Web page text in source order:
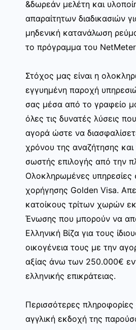
&δωρεάν μελέτη και
απαραίτητων διαδικασιών
μηδενική κατανάλωση
το πρόγραμμα του
Στόχος μας είναι η
εγγυημένη παροχή
σας μέσα από το γραφείο
όλες τις δυνατές λύσεις
αγορά ώστε να
χρόνου της αναζήτησης
σωστής επιλογής από την
Ολοκληρωμένες
χορήγησης Golden Visa.
κατοίκους τρίτων χωρών
Ένωσης που μπορούν να
Ελληνική Βίζα για τους
οικογένεια τους με την
αξίας άνω των 250.000€
ελληνικής επικράτειας.
Περισσότερες πληροφορίες
αγγλική εκδοχή της